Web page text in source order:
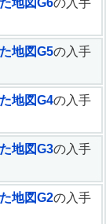
地図G5の入手
地図G4の入手
地図G3の入手
地図G2の入手